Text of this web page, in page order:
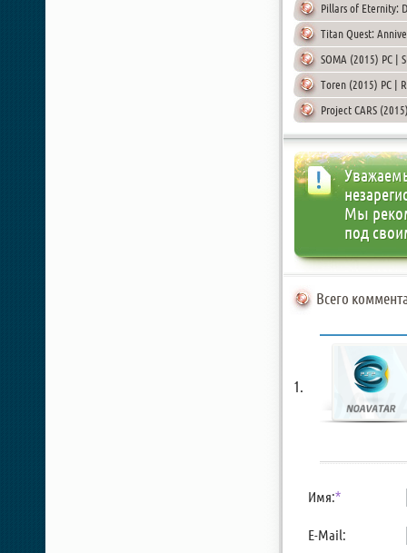
Pillars of Eternity:
Titan Quest:
SOMA (2015) PC |
Toren (2015) PC |
Project CARS
Мы
под
Всего
Имя:*
E-Mail: